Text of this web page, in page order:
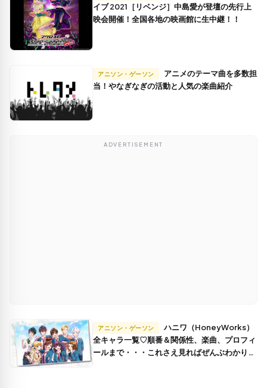
イブ 2021［リベンジ］中島愛が登壇の先行上
映会開催！全国各地の映画館に生中継！！
アニソン・ゲーソン
当！やなぎなぎの活動と人気の楽曲紹介
ADVERTISEMENT
アニソン・ゲーソン
全キャラ一覧♡順番＆関係性、楽曲、プロフィ
ールまで・・・これさえ見ればぜんぶわかりま